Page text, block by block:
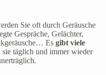
Sie oft durch Geräusche
Gespräche, Gelächter,
Es gibt viele
sie täglich und immer wieder